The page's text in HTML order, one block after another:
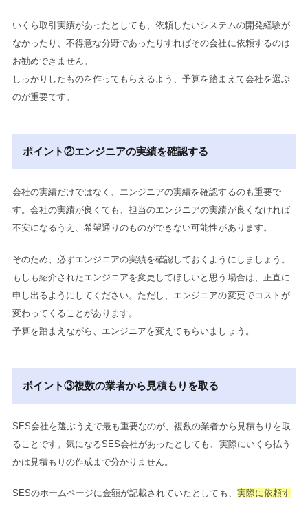
いくら取引実績があったとしても、依頼したいシステムの開発経験が
なかったり、不得意な分野であったりすればその会社に依頼するのは
お勧めできません。
しっかりしたものを作ってもらえるよう、予算を踏まえて会社を選ぶ
のが重要です。
ポイント②エンジニアの実績を確認する
会社の実績だけではなく、エンジニアの実績を確認するのも重要で
す。会社の実績が良くても、担当のエンジニアの実績が良くなければ
不安になるうえ、希望通りのものができない可能性があります。
そのため、必ずエンジニアの実績を確認しておくようにしましょう。
もしも紹介されたエンジニアを変更してほしいと思う場合は、正直に
申し出るようにしてください。ただし、エンジニアの変更でコストが
変わってくることがあります。
予算を踏まえながら、エンジニアを変えてもらいましょう。
ポイント③複数の業者から見積もりを取る
SES会社を選ぶうえで最も重要なのが、複数の業者から見積もりを取
ることです。気になるSES会社があったとしても、実際にいくら払う
かは見積もりの作成まで分かりません。
SESのホームページに金額が記載されていたとしても、 実際に依頼す